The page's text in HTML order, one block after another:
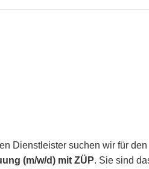
Dienstleister suchen wir für den
(m/w/d) mit ZÜP. Sie sind